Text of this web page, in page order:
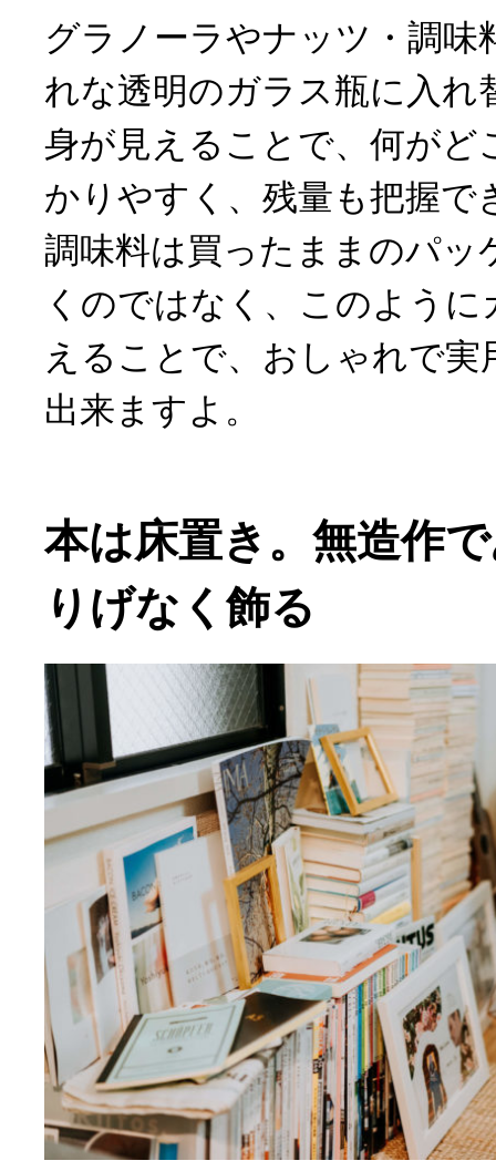
グラノーラやナッツ・調味
れな透明のガラス瓶に入れ
身が見えることで、何がど
かりやすく、残量も把握で
調味料は買ったままのパッ
くのではなく、このよう
えることで、おしゃれで
出来ますよ。
本は床置き。無造作
りげなく飾る